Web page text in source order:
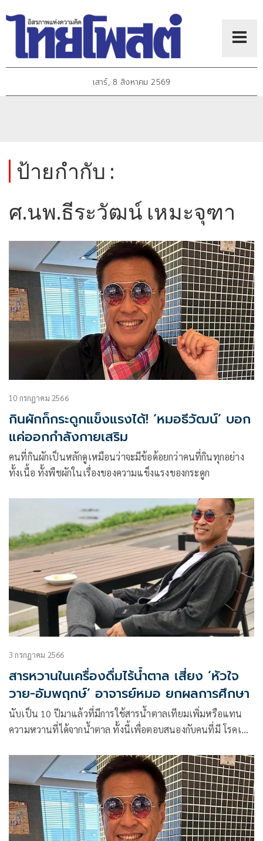
เสาร์, 8 สิงหาคม 2569
ป้ายกำกับ :
ศ.นพ.ธีระวัฒน์ เหมะจุฑา
10 กรกฎาคม 2566
กินผักก็กระดูกแข็งแรงได้! ‘หมอธีวัฒน์’ บอก
แค่ออกกำลังกายเสริม
คนที่กินผักเป็นหลักดูเหมือนว่าจะมีข้อด้อยกว่าคนที่กินทุกอย่าง
ทั้งเนื้อ ทั้งพืชผักในเรื่องของความแข็งแรงของกระดูก
3 กรกฎาคม 2566
สารหวานในเครื่องดื่มไร้น้ำตาล เสี่ยง ‘หัวใจ
วาย-อัมพฤกษ์’ อาจารย์หมอ ยกผลการศึกษา
นับเป็น 10 ปีมาแล้วที่มีการใช้สารน้ำตาลเทียมเพิ่มหรือแทน
ความหวานที่ได้จากน้ำตาล ทั้งนี้เพื่อตอบสนองกับคนที่มี โรคเบา